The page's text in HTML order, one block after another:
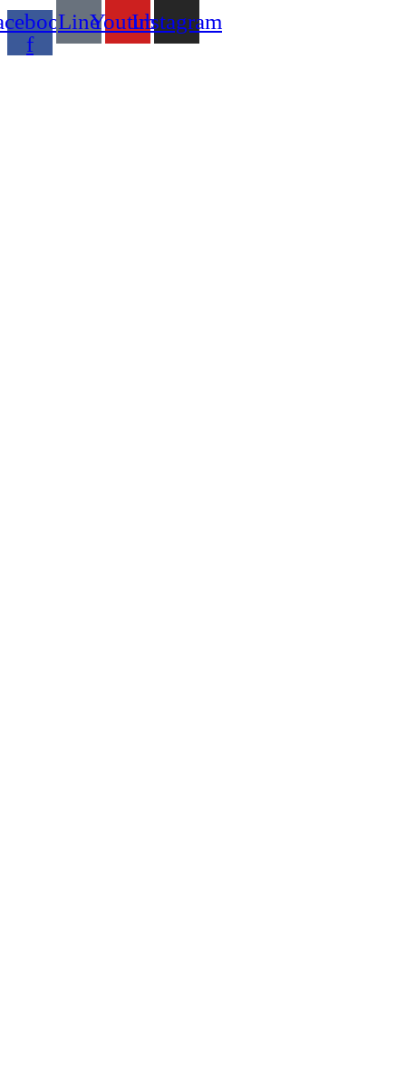
f
LineYoutubeInstagram